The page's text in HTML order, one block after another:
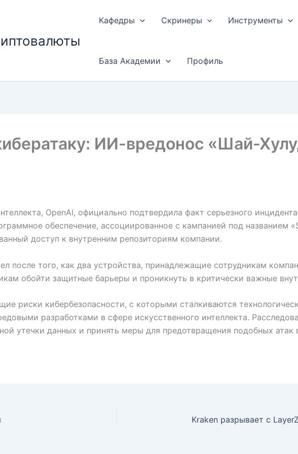
Кафедры Скринеры Инструменты
База Академии Профиль
ИИ-вредонос «Шай-
OpenAI, официально подтвердила факт серьезного
обеспечение, ассоциированное с кампанией под названием
доступ к внутренним репозиториям компании.
после того, как два устройства, принадлежащие сотрудникам
обойти защитные барьеры и проникнуть в критически важные
риски кибербезопасности, с которыми сталкиваются
разработками в сфере искусственного интеллекта.
утечки данных и принять меры для предотвращения подобных атак